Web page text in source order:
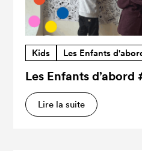
Kids Les Enfants
Les Enfants
Lire la suite